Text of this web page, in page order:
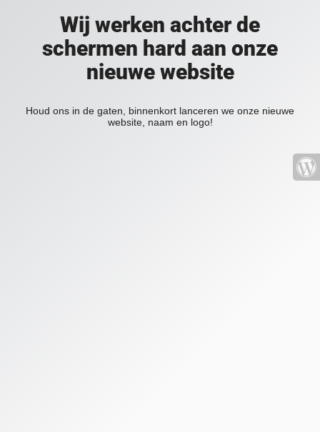
Wij werken achter de
schermen hard aan onze
nieuwe website
Houd ons in de gaten, binnenkort lanceren we onze nieuwe
website, naam en logo!